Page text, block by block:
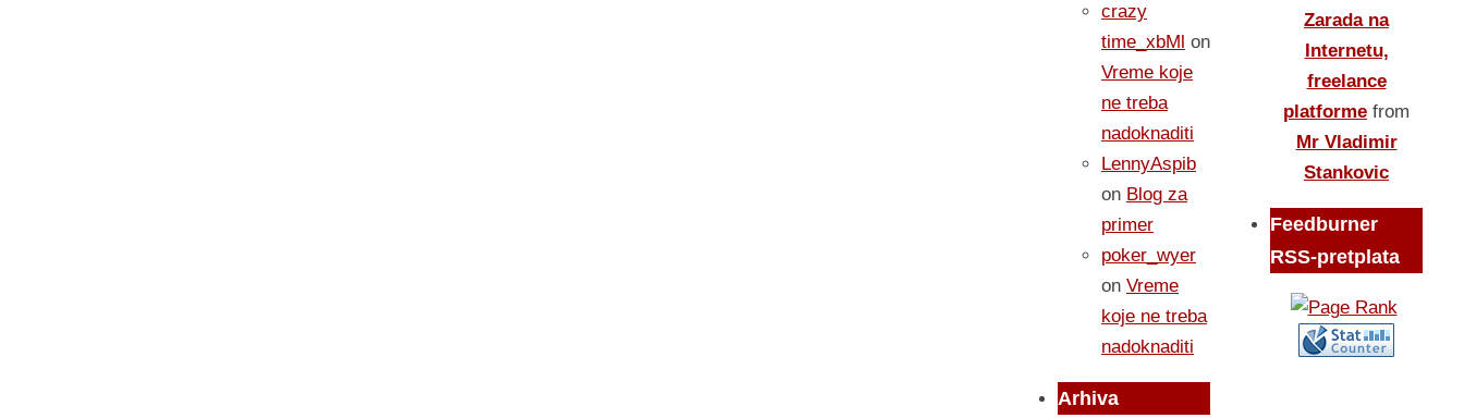
crazy
time_xbMl on
Vreme koje
ne treba
nadoknaditi
LennyAspib
on Blog za
primer
poker_wyer
on Vreme
koje ne treba
nadoknaditi
Arhiva
Zarada na
Internetu,
freelance
platforme from
Mr Vladimir
Stankovic
Feedburner
RSS-pretplata